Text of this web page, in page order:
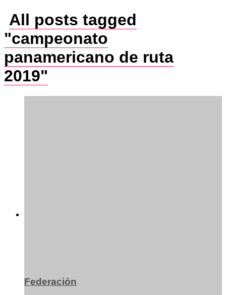
All posts tagged
"campeonato
panamericano de ruta
2019"
Federación